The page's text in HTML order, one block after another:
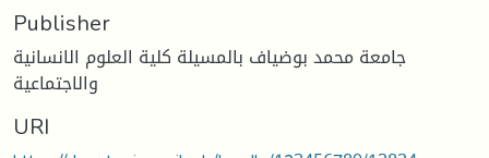
Publisher
جامعة محمد بوضياف بالمسيلة كلية العلوم الانسانية
والاجتماعية
URI